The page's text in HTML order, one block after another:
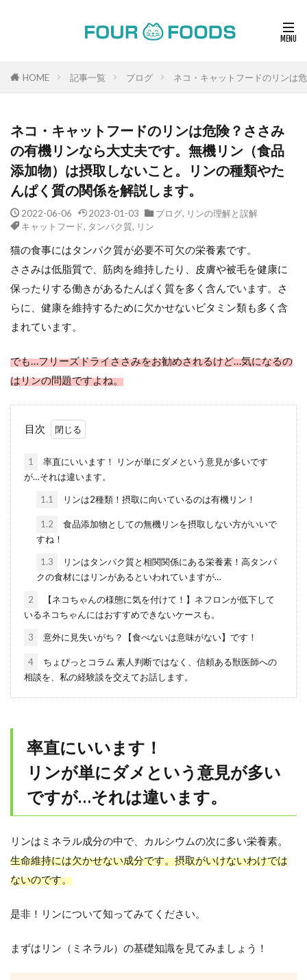
HOME 記事一覧 ブログ ネコ・キャットフードのリンは
ネコ・キャットフードのリンは危険？ささみ
の有機リンなら大丈夫です。無機リン（食品
添加物）は摂取しないこと。リンの種類やた
んぱく質の関係を解説します。
2022-06-06 2023-01-03 ブログ, リンの理解と誤解
キャットフード, タンパク質, リン
猫の食事にはタンパク質が必要不可欠の栄養素です。
ささみは低脂質で、筋肉を維持したり、皮膚や被毛を健康に
保ったりする働きがあるたんぱく質を多く含んでいます。さ
らに、健康を維持するために欠かせないビタミン類も多く含
まれています。
でも…フリーズドライささみをお勧めされるけど…気になるの
はリンの問題ですよね。
目次
1
率直にいいます！ リンが単にダメという意見が多いです
が…それは違います。
1.1 リンは2種類！摂取に向いているのは有機リン！
1.2
食品添加物としての無機リンを摂取しない方がいいで
すね！
1.3
リンはタンパク質と相関関係にある栄養素！高タンパ
クの食材にはリンがあるといわれていますが…
2
【ネコちゃんの様態に気を付けて！】ネフロンが低下して
いるネコちゃんにはおすすめできないケースも。
3 意外に見失いがち？【食べないは意味がない】です！
4
ちょぴっとコラム 素人判断ではなく、信頼ある獣医師への
相談を、私の経験談を交えてお話します。
率直にいいます！
リンが単にダメという意見が多い
ですが…それは違います。
リンはミネラル成分の中で、カルシウムの次に多い栄養素。
生命維持には欠かせない成分です。摂取がいけないわけでは
ないのです。
是非！リンについて知ってみてください。
まずはリン（ミネラル）の基礎知識を見てみましょう！